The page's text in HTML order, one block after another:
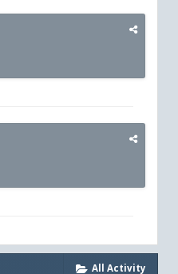
All Activity